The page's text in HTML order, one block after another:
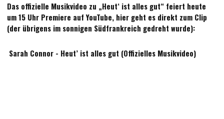
Das offizielle Musikvideo zu „Heut‘ ist alles gut“ feiert heute
um 15 Uhr Premiere auf YouTube, hier geht es direkt zum Clip
(der übrigens im sonnigen Südfrankreich gedreht wurde):
Sarah Connor - Heut’ ist alles gut (Offizielles Musikvideo)